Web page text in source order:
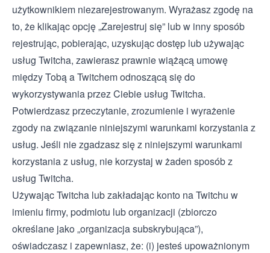
użytkownikiem niezarejestrowanym. Wyrażasz zgodę na
to, że klikając opcję „Zarejestruj się” lub w inny sposób
rejestrując, pobierając, uzyskując dostęp lub używając
usług Twitcha, zawierasz prawnie wiążącą umowę
między Tobą a Twitchem odnoszącą się do
wykorzystywania przez Ciebie usług Twitcha.
Potwierdzasz przeczytanie, zrozumienie i wyrażenie
zgody na związanie niniejszymi warunkami korzystania z
usług. Jeśli nie zgadzasz się z niniejszymi warunkami
korzystania z usług, nie korzystaj w żaden sposób z
usług Twitcha.
Używając Twitcha lub zakładając konto na Twitchu w
imieniu firmy, podmiotu lub organizacji (zbiorczo
określane jako „organizacja subskrybująca”),
oświadczasz i zapewniasz, że: (i) jesteś upoważnionym